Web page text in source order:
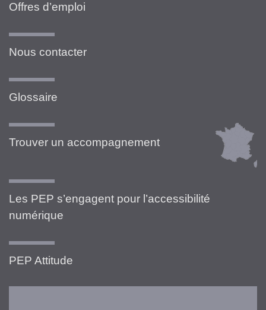
Offres d’emploi
Nous contacter
Glossaire
Trouver un accompagnement
Les PEP s’engagent pour l’accessibilité
numérique
PEP Attitude